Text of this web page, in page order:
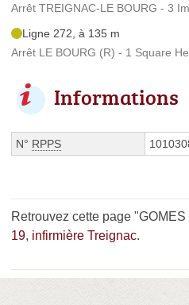
Arrêt TREIGNAC-LE BOURG - 3
Ligne 272, à 135 m
Arrêt LE BOURG (R) - 1 Square
Informations
N° RPPS
Retrouvez cette page
19, infirmière Treignac.